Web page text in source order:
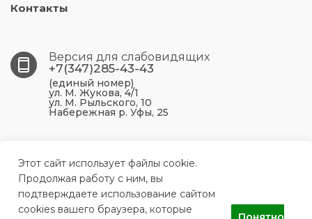
Контакты
Версия для слабовидящих
+7(347)285-43-43
(единый номер)
ул. М. Жукова, 4/1
ул. М. Рыльского, 10
Набережная р. Уфы, 25
Жукова, 4/1
ufa.p43@doctorrb.ru
Этот сайт использует файлы cookie.
Продолжая работу с ним, вы
подтверждаете использование сайтом
cookies вашего браузера, которые